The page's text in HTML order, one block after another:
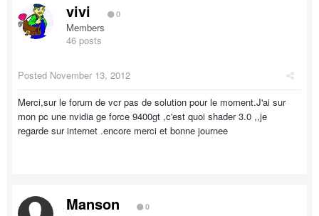
vivi 0
Members
46 posts
Posted November 13, 2012
Merci,sur le forum de vcr pas de solution pour le moment.J'ai sur
mon pc une nvidia ge force 9400gt ,c'est quoi shader 3.0 ,,je
regarde sur internet .encore merci et bonne journee
Manson 0